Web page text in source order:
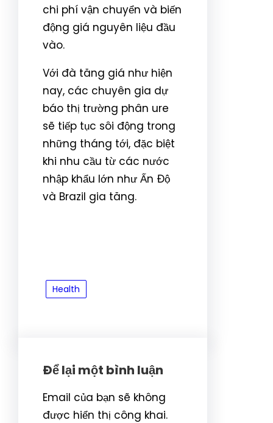
chi phí vận chuyển và biến
động giá nguyên liệu đầu
vào.
Với đà tăng giá như hiện
nay, các chuyên gia dự
báo thị trường phân ure
sẽ tiếp tục sôi động trong
những tháng tới, đặc biệt
khi nhu cầu từ các nước
nhập khẩu lớn như Ấn Độ
và Brazil gia tăng.
Health
Để lại một bình luận
Email của bạn sẽ không
được hiển thị công khai.